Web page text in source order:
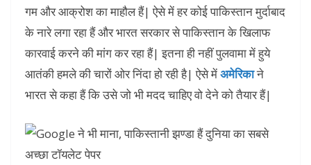
गम और आक्रोश का माहौल हैं| ऐसे में हर कोई पाकिस्तान मुर्दाबाद
के नारे लगा रहा हैं और भारत सरकार से पाकिस्तान के खिलाफ
कारवाई करने की मांग कर रहा हैं| इतना ही नहीं पुलवामा में हुये
आतंकी हमले की चारों ओर निंदा हो रही है| ऐसे मेंअमेरिकाने
भारत से कहा हैं कि उसे जो भी मदद चाहिए वो देने को तैयार हैं|